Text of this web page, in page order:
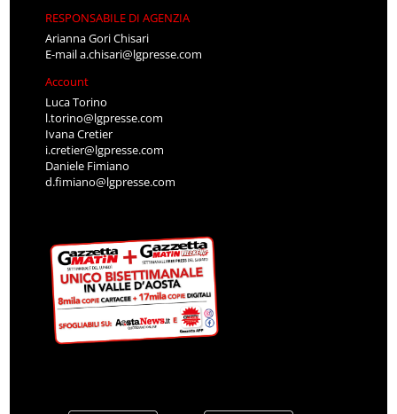
RESPONSABILE DI AGENZIA
Arianna Gori Chisari
E-maila.chisari@lgpresse.com
Account
Luca Torino
l.torino@lgpresse.com
Ivana Cretier
i.cretier@lgpresse.com
Daniele Fimiano
d.fimiano@lgpresse.com